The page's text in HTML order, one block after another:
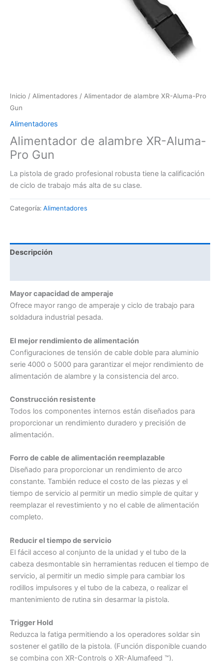
Inicio / Alimentadores / Alimentador de alambre XR-Aluma-Pro
Gun
Alimentadores
Alimentador de alambre XR-Aluma-
Pro Gun
La pistola de grado profesional robusta tiene la calificación
de ciclo de trabajo más alta de su clase.
Categoría: Alimentadores
Descripción
Mayor capacidad de amperaje
Ofrece mayor rango de amperaje y ciclo de trabajo para
soldadura industrial pesada.
El mejor rendimiento de alimentación
Configuraciones de tensión de cable doble para aluminio
serie 4000 o 5000 para garantizar el mejor rendimiento de
alimentación de alambre y la consistencia del arco.
Construcción resistente
Todos los componentes internos están diseñados para
proporcionar un rendimiento duradero y precisión de
alimentación.
Forro de cable de alimentación reemplazable
Diseñado para proporcionar un rendimiento de arco
constante. También reduce el costo de las piezas y el
tiempo de servicio al permitir un medio simple de quitar y
reemplazar el revestimiento y no el cable de alimentación
completo.
Reducir el tiempo de servicio
El fácil acceso al conjunto de la unidad y el tubo de la
cabeza desmontable sin herramientas reducen el tiempo de
servicio, al permitir un medio simple para cambiar los
rodillos impulsores y el tubo de la cabeza, o realizar el
mantenimiento de rutina sin desarmar la pistola.
Trigger Hold
Reduzca la fatiga permitiendo a los operadores soldar sin
sostener el gatillo de la pistola. (Función disponible cuando
se combina con XR-Controls o XR-Alumafeed ™).